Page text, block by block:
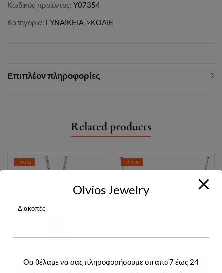
Κωδικός προϊόντος: Y07354
Κατηγορία: ΓΥΝΑΙΚΕΙΑ->ΚΟΛΙΕ
Επιπλέον πληροφορίες
Related products
-20% -40%
Olvios Jewelry
Διακοπές
Θα θέλαμε να σας πληροφορήσουμε οτι απο 7 έως 24